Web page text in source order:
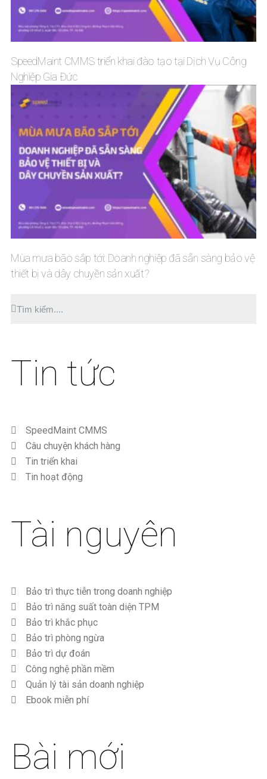
SpeedMaint CMMS triển khai đào tạo tại Dịch Vụ Công
Nghiệp Gia Đức
Mùa mưa bão sắp tới: Doanh nghiệp đã sẵn sàng bảo vệ
thiết bị và dây chuyền sản xuất?
Tin tức
SpeedMaint CMMS
Câu chuyện khách hàng
Tin triển khai
Tin hoạt động
Tài nguyên
Bảo trì thực tiễn trong doanh nghiệp
Bảo trì năng suất toàn diện TPM
Bảo trì khắc phục
Bảo trì phòng ngừa
Bảo trì dự đoán
Công nghệ phần mềm
Quản lý tài sản doanh nghiệp
Ebook miễn phí
Bài mới